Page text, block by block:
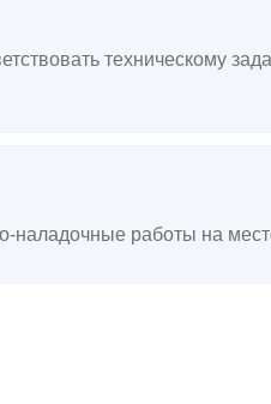
техническому
работы на